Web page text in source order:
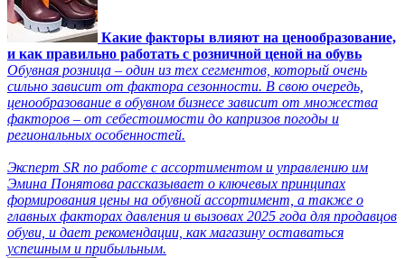
Какие факторы влияют на ценообразование,
и как правильно работать с розничной ценой на обувь
Обувная розница – один из тех сегментов, который очень
сильно зависит от фактора сезонности. В свою очередь,
ценообразование в обувном бизнесе зависит от множества
факторов – от себестоимости до капризов погоды и
региональных особенностей.
Эксперт SR по работе с ассортиментом и управлению им
Эмина Понятова рассказывает о ключевых принципах
формирования цены на обувной ассортимент, а также о
главных факторах давления и вызовах 2025 года для продавцов
обуви, и дает рекомендации, как магазину оставаться
успешным и прибыльным.